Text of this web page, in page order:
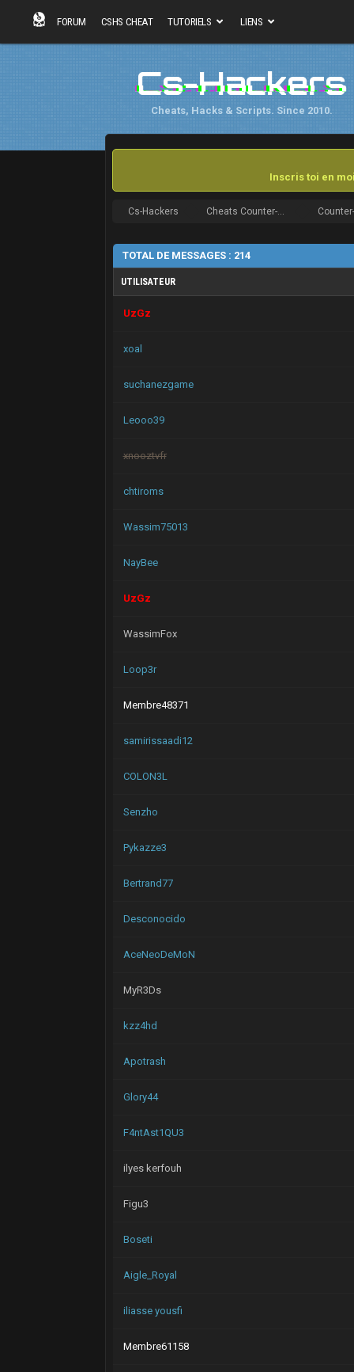
FORUM CSHS CHEAT TUTORIELS LIENS
Cs-Hackers
Cheats, Hacks & Scripts. Since 2010.
Inscris toi en
Cs-Hackers Cheats Counter-Strike
TOTAL DE MESSAGES : 214
UTILISATEUR
UzGz
xoal
suchanezgame
Leooo39
xnooztvfr
chtiroms
Wassim75013
NayBee
UzGz
WassimFox
Loop3r
Membre48371
samirissaadi12
COLON3L
Senzho
Pykazze3
Bertrand77
Desconocido
AceNeoDeMoN
MyR3Ds
kzz4hd
Apotrash
Glory44
F4ntAst1QU3
ilyes kerfouh
Figu3
Boseti
Aigle_Royal
iliasse yousfi
Membre61158